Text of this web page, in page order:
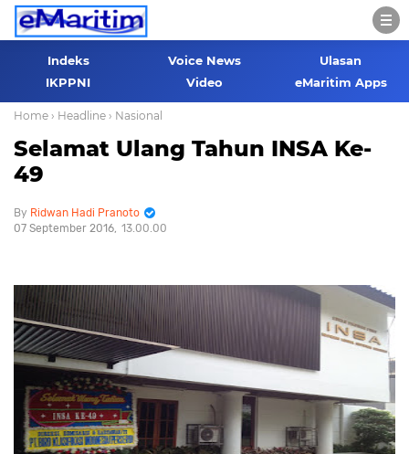
Indeks Voice News
Ulasan
IKPPNI
Video eMaritim Apps
Home › Headline › Nasional
Selamat Ulang Tahun INSA Ke-
49
Ridwan Hadi Pranoto
07 September 2016 13.00.00